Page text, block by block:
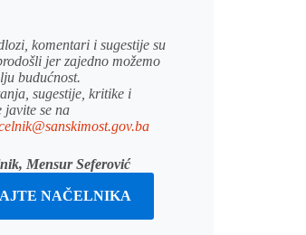
komentari i sugestije su
jer zajedno možemo
budućnost.
sugestije, kritike i
javite se na
Mensur Seferović
NAČELNIKA